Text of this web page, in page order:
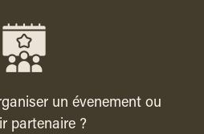
un évenement ou
partenaire ?